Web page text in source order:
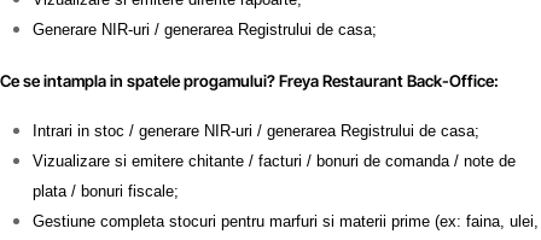
Generare NIR-uri / generarea Registrului de casa;
Ce se intampla in spatele progamului? Freya Restaurant Back-Office:
Intrari in stoc / generare NIR-uri / generarea Registrului de casa;
Vizualizare si emitere chitante / facturi / bonuri de comanda / note de
plata / bonuri fiscale;
Gestiune completa stocuri pentru marfuri si materii prime (ex: faina, ulei,